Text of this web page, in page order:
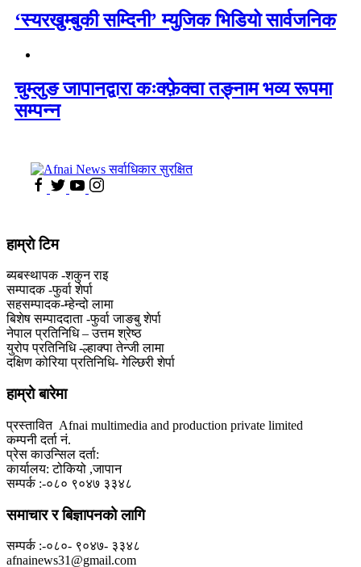
‘स्यरखुम्बुकी सम्दिनी’ म्युजिक भिडियो सार्वजनिक
चुम्लुङ जापानद्वारा कःक्फ़ेक्वा तङ्नाम भव्य रूपमा
सम्पन्न
हाम्राे टिम
ब्यबस्थापक -शकुन राइ
सम्पादक -फुर्वा शेर्पा
सहसम्पादक-म्हेन्दो लामा
‍बिशेष सम्पाददाता -फुर्वा जा‌ङबु शेर्पा
नेपाल प्रतिनिधि – उत्तम श्रेष्ठ
युरोप प्रतिनिधि -ल्हाक्पा तेन्जी लामा
दक्षिण कोरिया प्रतिनिधि- गेल्छिरी शेर्पा
हाम्रो बारेमा
प्रस्तावित Afnai multimedia and production private limited
कम्पनी दर्ता नं.
प्रेस काउन्सिल दर्ता:
कार्यालय: टोकियो ,जापान
सम्पर्क :-०८० ९०४७ ३३४८
समाचार र बिज्ञापनको लागि
सम्पर्क :-०८०- ९०४७- ३३४८
afnainews31@gmail.com